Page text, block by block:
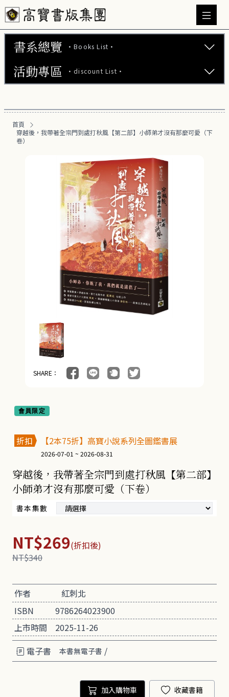
書系總覽 ·Books List·
文學小說 (737)
商業財經 (100)
醫療保健 (55)
親子教養 (13)
人文史哲 (73)
活動專區 ·discount List·
【2本7折】高寶小說系列全圖鑑書展
【66折】高寶小說系列全圖鑑書展
首頁
穿越後，我帶著全宗門到處打秋風【第二部】小師弟才沒有那麼可愛（下
卷）
SHARE：
會員限定
折扣 【2本75折】高寶小說系列全圖鑑書展
2026-07-01 ~ 2026-08-31
穿越後，我帶著全宗門到處打秋風【第二部】
小師弟才沒有那麼可愛（下卷）
書本集數
NT$269(折扣後)
NT$340
作者
紅刺北
ISBN
9786264023900
上市時間
2025-11-26
電子書
本書無電子書 /
加入購物車 收藏書籍